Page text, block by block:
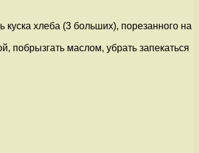
хлеба (3 больших), порезанного на
побрызгать маслом, убрать запекаться